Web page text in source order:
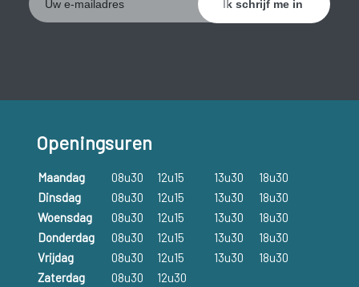
Openingsuren
Maandag 08u30 12u15 13u30
18u30
Dinsdag
08u30 12u15 13u30
18u30
Woensdag
08u30 12u15 13u30
18u30
Donderdag
08u30 12u15 13u30
18u30
Vrijdag
08u30 12u15 13u30
18u30
Zaterdag
08u30
12u30